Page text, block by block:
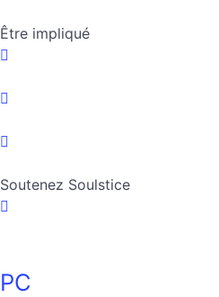
Être impliqué
Soutenez Soulstice
PC